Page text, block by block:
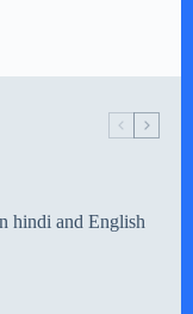
hindi and English